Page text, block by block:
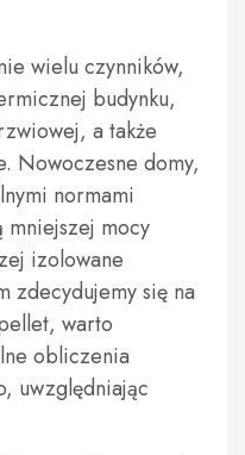
wielu czynników,
budynku,
a także
Nowoczesne domy,
normami
mniejszej mocy
izolowane
zdecydujemy się na
warto
obliczenia
uwzględniając